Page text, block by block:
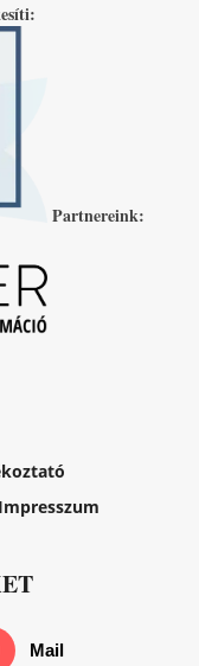
Partnereink:
Impresszum
Mail